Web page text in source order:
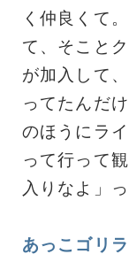
く仲良くて
て、そこと
が加入して
ってたんだ
のほうにラ
って行って
入りなよ」
あっこゴリラ